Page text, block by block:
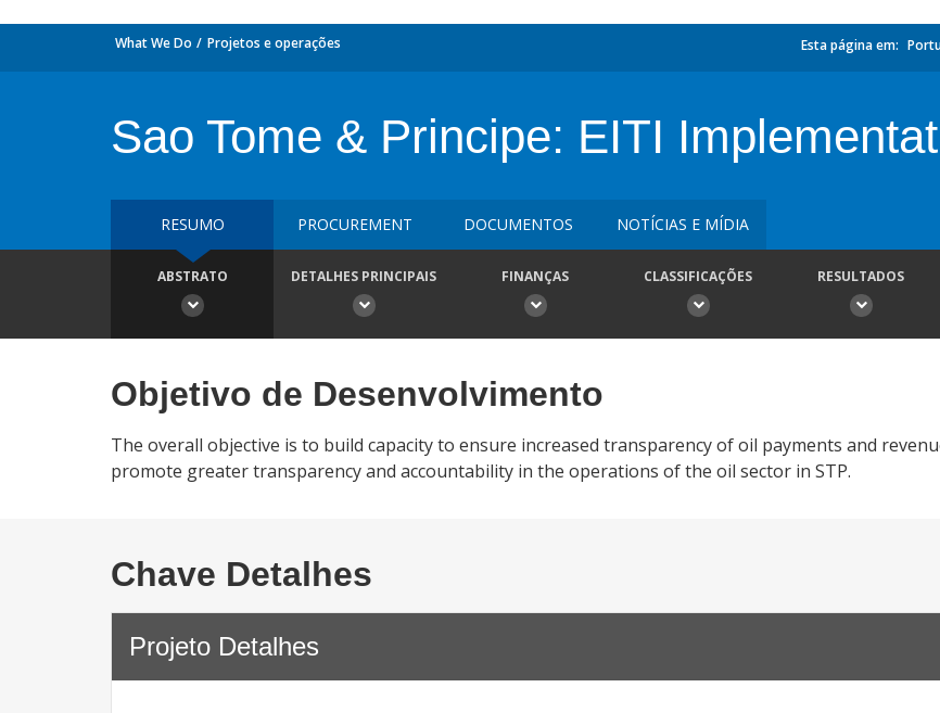
What We Do Projetos e operações Esta página em:
Sao Tome & Principe: EITI
RESUMO PROCUREMENT DOCUMENTOS NOTÍCIAS E MÍDIA
ABSTRATO DETALHES PRINCIPAIS FINANÇAS CLASSIFICAÇÕES RESULTADOS
Objetivo de Desenvolvimento
The overall objective is to build capacity to ensure increased transparency of oil payments and
promote greater transparency and accountability in the operations of the oil sector in STP.
Chave Detalhes
Projeto Detalhes